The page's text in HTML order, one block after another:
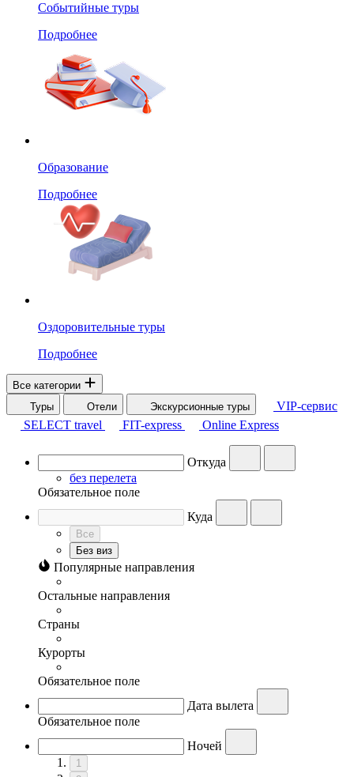
Событийные туры
Подробнее
Образование
Подробнее
Оздоровительные туры
Подробнее
Все категории
Туры
Отели Экскурсионные туры
VIP-сервис
SELECT travel
FIT-express Online Express
Откуда
без перелета
Обязательное поле
Куда
Все
Без виз
Популярные направления
Остальные направления
Страны
Курорты
Обязательное поле
Дата вылета
Обязательное поле
Ночей
1